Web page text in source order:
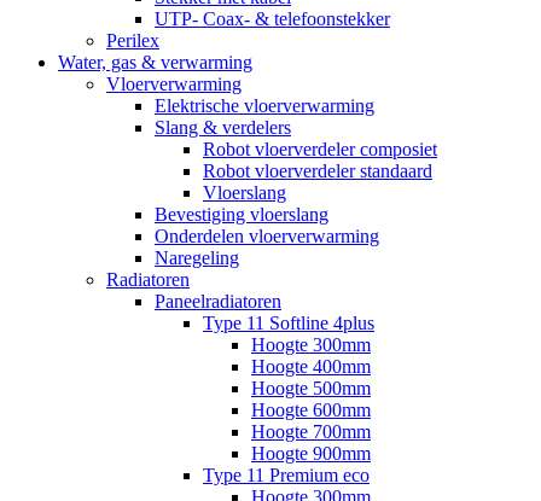
UTP- Coax- & telefoonstekker
Perilex
Water, gas & verwarming
Vloerverwarming
Elektrische vloerverwarming
Slang & verdelers
Robot vloerverdeler composiet
Robot vloerverdeler standaard
Vloerslang
Bevestiging vloerslang
Onderdelen vloerverwarming
Naregeling
Radiatoren
Paneelradiatoren
Type 11 Softline 4plus
Hoogte 300mm
Hoogte 400mm
Hoogte 500mm
Hoogte 600mm
Hoogte 700mm
Hoogte 900mm
Type 11 Premium eco
Hoogte 300mm